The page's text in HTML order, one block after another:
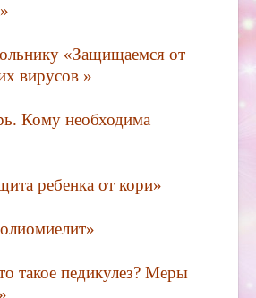
«Защищаемся от
вирусов »
Кому необходима
ребенка от кори»
такое педикулез? Меры